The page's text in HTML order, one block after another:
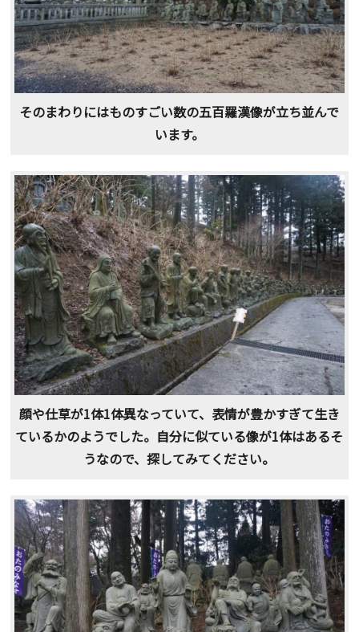
そのまわりにはものすごい数の五百羅漢像が立ち並んで
います。
顔や仕草が1体1体異なっていて、表情が豊かすぎて生き
ているかのようでした。自分に似ている像が1体はあるそ
うなので、探してみてください。